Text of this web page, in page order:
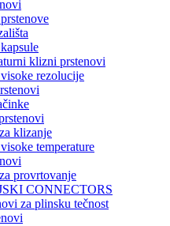
klizni prstenovi
rezolucije
klizanje
temperature
provrtovanje
CONNECTORS
za plinsku tečnost